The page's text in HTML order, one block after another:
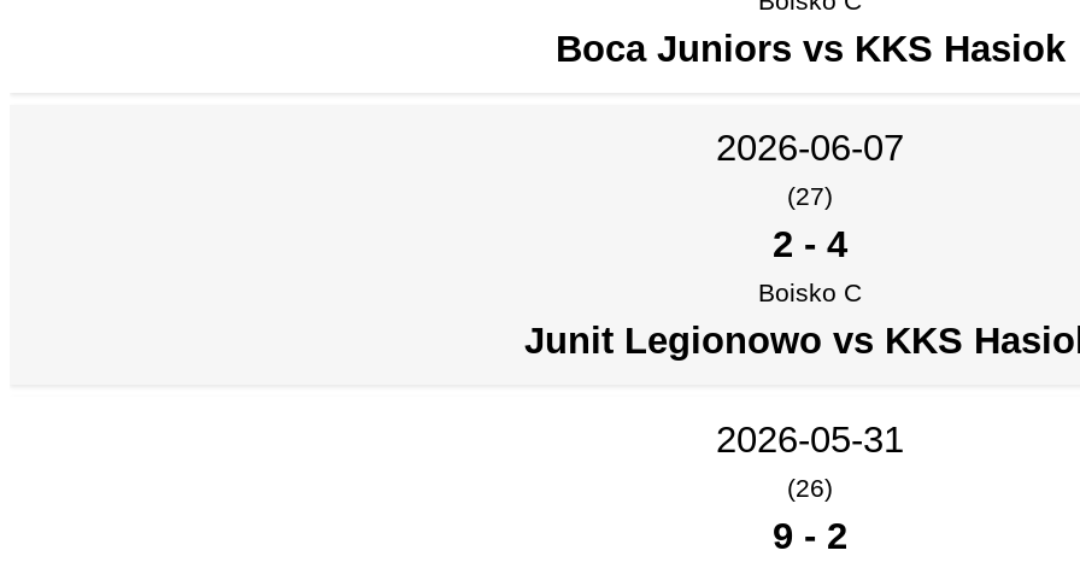
Boca Juniors vs KKS Hasiok
2026-06-07
(27)
2 - 4
Boisko C
Junit Legionowo vs KKS
2026-05-31
(26)
9 - 2